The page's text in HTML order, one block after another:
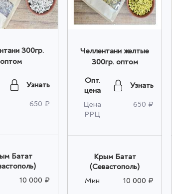
300гр.
оптом
Узнать
650 ₽
Батат
10 000 ₽
Челлентани желтые
300гр. оптом
Опт.
цена
Узнать
Цена
РРЦ
650 ₽
Крым Батат
(Севастополь)
Мин
10 000 ₽